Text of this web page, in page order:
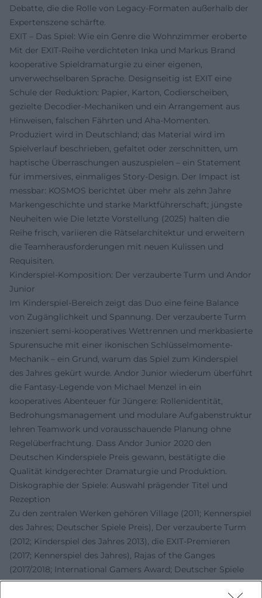
Debatte, die die Rolle von Legacy-Formaten außerhalb der
Expertenszene schärfte.
EXIT – Das Spiel: Wie ein Genre die Wohnzimmer eroberte
Mit der EXIT-Reihe verdichteten Inka und Markus Brand
kooperative Spieldramaturgie zu einer eigenen,
unverwechselbaren Sprache. Designseitig ist EXIT eine
Schule der Reduktion: Papier, Karton, Codierscheiben,
gezielte Decodier-Mechaniken und ein Arrangement aus
Hinweisen, falschen Fährten und Aha-Momenten.
Produziert wird in Deutschland; das Material wird im
Spielverlauf beschrieben, gefaltet oder zerschnitten, um
haptische Überraschungen auszuspielen – ein Statement
für immersives, einmaliges Story-Design. Der Impact ist
messbar: KOSMOS berichtet über mehr als zehn Jahre
Markengeschichte und starke Marktführerschaft; jüngste
Neuheiten wie Die letzte Vorstellung (2025) halten die
Reihe frisch, variieren die Rätselarchitektur und erweitern
die Teamherausforderungen mit neuen Kulissen und
Requisiten.
Kinderspiel-Komposition: Der verzauberte Turm und Andor
Junior
Im Kinderspiel-Bereich zeigt das Duo eine feine Balance
von Zugänglichkeit und Spannung. Der verzauberte Turm
inszeniert semi-kooperatives Wettrennen und merkbasierte
Spurensuche mit einer ikonischen Schlüsselmomente-
Mechanik – ein Grund, warum das Spiel zum Kinderspiel
des Jahres gekürt wurde. Andor Junior wiederum überführt
die Fantasy-Legende von Michael Menzel in ein
kooperatives Abenteuer für Jüngere: Rollenidentität,
Bedrohungsmanagement und modulare Aufgabenstruktur
lehren Teamwork und vorausschauende Planung ohne
Regelüberfrachtung. Dass Andor Junior 2020 den
Deutschen Kinderspiele Preis gewann, bestätigte die
Qualität kindgerechter Dramaturgie und Produktion.
Diskographie der Spiele: Auswahl prägender Titel und
Rezeption
Zu den zentralen Werken gehören Village (2011; Kennerspiel
des Jahres; Deutscher Spiele Preis), Der verzauberte Turm
(2012; Kinderspiel des Jahres 2013), die EXIT-Premieren
(2017; Kennerspiel des Jahres), Rajas of the Ganges
(2017/2018; International Gamers Award; Deutscher Spiele
Preis Platz 3) sowie Family- und Junior-Formate. Die